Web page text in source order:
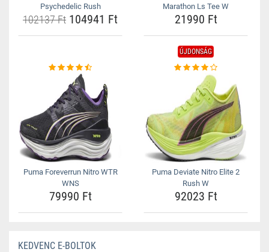
Psychedelic Rush
102137 Ft 104941 Ft
Marathon Ls Tee W
21990 Ft
Puma Foreverrun Nitro WTR
WNS
79990 Ft
ÚJDONSÁG
Puma Deviate Nitro Elite 2
Rush W
92023 Ft
KEDVENC E-BOLTOK